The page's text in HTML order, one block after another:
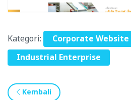
Kategori:
Corporate Website
Industrial Enterprise
Kembali